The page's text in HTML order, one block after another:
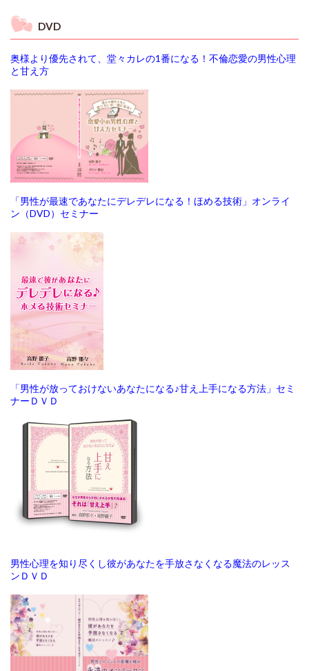
DVD
奥様より優先されて、堂々カレの1番になる！不倫恋愛の男性心理
と甘え方
「男性が最速であなたにデレデレになる！ほめる技術」オンライ
ン（DVD）セミナー
「男性が放っておけないあなたになる♪甘え上手になる方法」セミ
ナーＤＶＤ
男性心理を知り尽くし彼があなたを手放さなくなる魔法のレッス
ンＤＶＤ